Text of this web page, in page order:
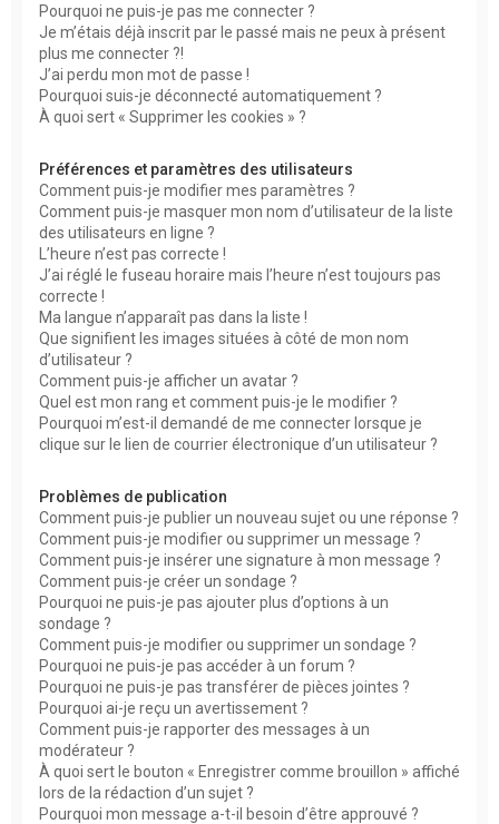
Pourquoi ne puis-je pas me connecter ?
Je m’étais déjà inscrit par le passé mais ne peux à présent
plus me connecter ?!
J’ai perdu mon mot de passe !
Pourquoi suis-je déconnecté automatiquement ?
À quoi sert « Supprimer les cookies » ?
Préférences et paramètres des utilisateurs
Comment puis-je modifier mes paramètres ?
Comment puis-je masquer mon nom d’utilisateur de la liste
des utilisateurs en ligne ?
L’heure n’est pas correcte !
J’ai réglé le fuseau horaire mais l’heure n’est toujours pas
correcte !
Ma langue n’apparaît pas dans la liste !
Que signifient les images situées à côté de mon nom
d’utilisateur ?
Comment puis-je afficher un avatar ?
Quel est mon rang et comment puis-je le modifier ?
Pourquoi m’est-il demandé de me connecter lorsque je
clique sur le lien de courrier électronique d’un utilisateur ?
Problèmes de publication
Comment puis-je publier un nouveau sujet ou une réponse ?
Comment puis-je modifier ou supprimer un message ?
Comment puis-je insérer une signature à mon message ?
Comment puis-je créer un sondage ?
Pourquoi ne puis-je pas ajouter plus d’options à un
sondage ?
Comment puis-je modifier ou supprimer un sondage ?
Pourquoi ne puis-je pas accéder à un forum ?
Pourquoi ne puis-je pas transférer de pièces jointes ?
Pourquoi ai-je reçu un avertissement ?
Comment puis-je rapporter des messages à un
modérateur ?
À quoi sert le bouton « Enregistrer comme brouillon » affiché
lors de la rédaction d’un sujet ?
Pourquoi mon message a-t-il besoin d’être approuvé ?